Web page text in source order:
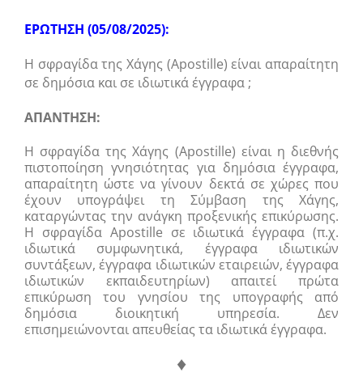
ΕΡΩΤΗΣΗ (05/08/2025):
Η σφραγίδα της Χάγης (Apostille) είναι απαραίτητη
σε δημόσια και σε ιδιωτικά έγγραφα ;
ΑΠΑΝΤΗΣΗ:
Η σφραγίδα της Χάγης (Apostille) είναι η διεθνής
πιστοποίηση γνησιότητας για δημόσια έγγραφα,
απαραίτητη ώστε να γίνουν δεκτά σε χώρες που
έχουν υπογράψει τη Σύμβαση της Χάγης,
καταργώντας την ανάγκη προξενικής επικύρωσης.
Η σφραγίδα Apostille σε ιδιωτικά έγγραφα (π.χ.
ιδιωτικά συμφωνητικά, έγγραφα ιδιωτικών
συντάξεων, έγγραφα ιδιωτικών εταιρειών, έγγραφα
ιδιωτικών εκπαιδευτηρίων) απαιτεί πρώτα
επικύρωση του γνησίου της υπογραφής από
δημόσια διοικητική υπηρεσία. Δεν
επισημειώνονται απευθείας τα ιδιωτικά έγγραφα.
♦